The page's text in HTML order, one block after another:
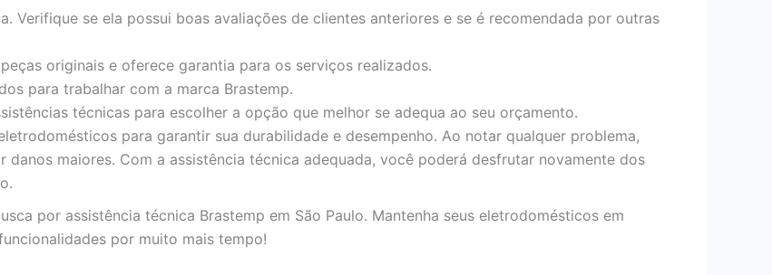
Verifique se ela possui boas avaliações de clientes anteriores e se é recomendada por outras
originais e oferece garantia para os serviços realizados.
para trabalhar com a marca Brastemp.
técnicas para escolher a opção que melhor se adequa ao seu orçamento.
para garantir sua durabilidade e desempenho. Ao notar qualquer problema,
maiores. Com a assistência técnica adequada, você poderá desfrutar novamente dos
por assistência técnica Brastemp em São Paulo. Mantenha seus eletrodomésticos em
por muito mais tempo!